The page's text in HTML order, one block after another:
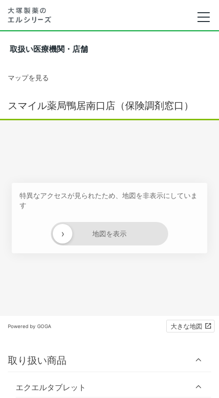
取扱い医療機関・店舗
マップを見る
スマイル薬局鴨居南口店（保険調剤窓口）
特異なアクセスが見られたため、地図を非表示にしていま
す
地図を表示
›
Powered by GOGA 大きな地図
取り扱い商品
エクエルタブレット